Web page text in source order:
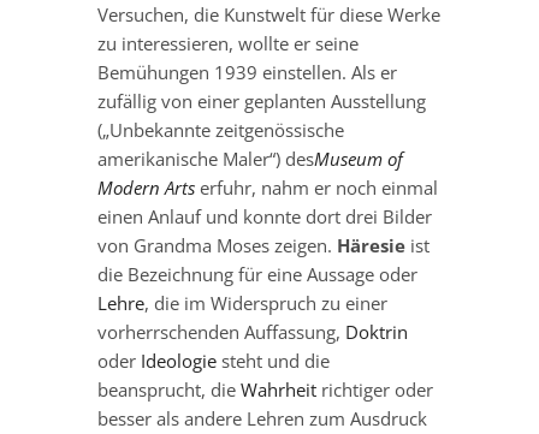
Versuchen, die Kunstwelt für diese Werke
zu interessieren, wollte er seine
Bemühungen 1939 einstellen. Als er
zufällig von einer geplanten Ausstellung
(„Unbekannte zeitgenössische
amerikanische Maler“) desMuseum of
Modern Artserfuhr, nahm er noch einmal
einen Anlauf und konnte dort drei Bilder
von Grandma Moses zeigen. Häresieist
die Bezeichnung für eine Aussage oder
Lehre, die im Widerspruch zu einer
vorherrschenden Auffassung, Doktrin
oder Ideologiesteht und die
beansprucht, die Wahrheitrichtiger oder
besser als andere Lehren zum Ausdruck